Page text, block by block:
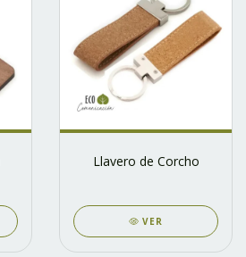
Llavero de Corcho
VER